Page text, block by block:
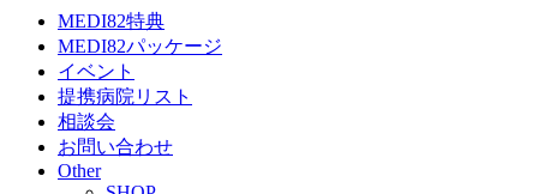
MEDI82特典
MEDI82パッケージ
イベント
提携病院リスト
相談会
お問い合わせ
Other